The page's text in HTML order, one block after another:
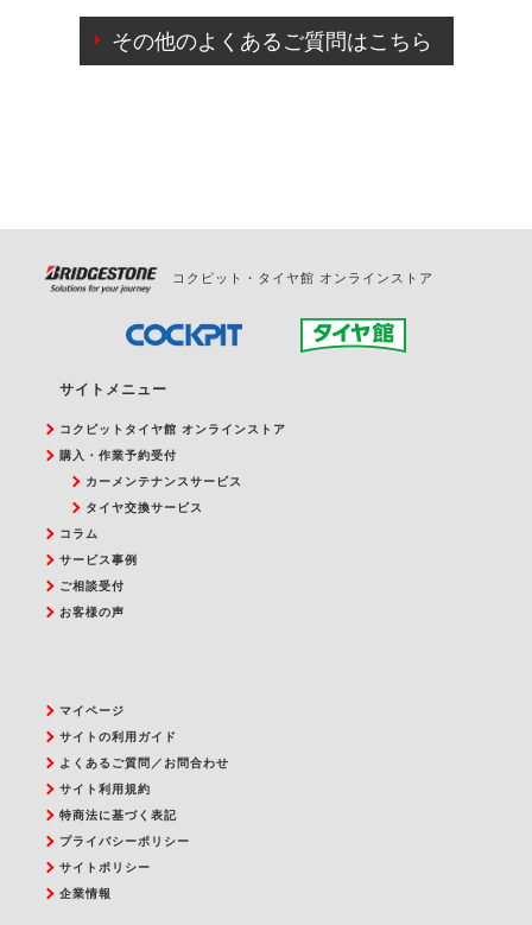
ご来店予約日の3営業日前を過ぎている場合のご予約
の日時変更につきましては、直接ご予約の店舗まで
その他のよくあるご質問はこちら
コクピット・タイヤ館 オンラインストア
サイトメニュー
コクピットタイヤ館 オンラインストア
購入・作業予約受付
カーメンテナンスサービス
タイヤ交換サービス
コラム
サービス事例
ご相談受付
お客様の声
マイページ
サイトの利用ガイド
よくあるご質問／お問合わせ
サイト利用規約
特商法に基づく表記
プライバシーポリシー
サイトポリシー
企業情報